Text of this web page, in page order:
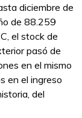
diciembre de
de 88.259
el stock de
pasó de
en el mismo
en el ingreso
del